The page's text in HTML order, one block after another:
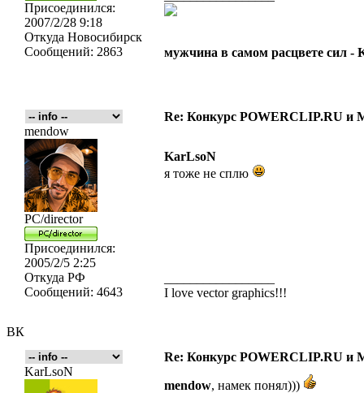
ВК
Присоединился:
2007/2/28 9:18
Откуда Новосибирск
Сообщений: 2863 мужчина в самом расцвете сил -
Re: Конкурс POWERCLIP.RU и
mendow
PC/director
Присоединился:
2005/2/5 2:25
Откуда РФ
Сообщений: 4643
KarLsoN
я тоже не сплю
I love vector graphics!!!
Re: Конкурс POWERCLIP.RU и
KarLsoN
mendow, намек понял)))